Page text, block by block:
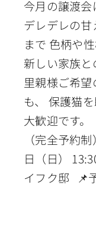
今月の譲渡会
デレデレの
まで 色柄や
新しい家族
里親様ご希
も、 保護猫
大歓迎です
（完全予約
日（日）
イフク邸 📌